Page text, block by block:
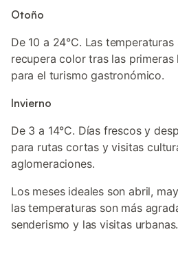
Otoño
De 10 a 24°C. Las
recupera color tras las primeras
para el turismo gastronómico.
Invierno
De 3 a 14°C. Días frescos y
para rutas cortas y visitas
aglomeraciones.
Los meses ideales son abril,
las temperaturas son más
senderismo y las visitas urbanas.